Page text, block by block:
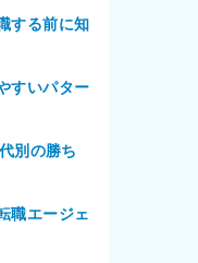
する前に知
すいパター
別の勝ち
職エージェ